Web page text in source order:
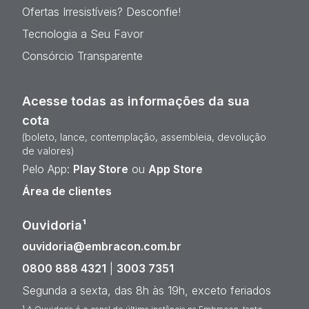
Ofertas Irresistíveis? Desconfie!
Tecnologia a Seu Favor
Consórcio Transparente
Acesse todas as informações da sua
cota
(boleto, lance, contemplação, assembleia, devolução
de valores)
Pelo App: Play Store ou App Store
Área de clientes
Ouvidoria¹
ouvidoria@embracon.com.br
0800 888 4321
3003 7351
Segunda a sexta, das 8h às 19h, exceto feriados